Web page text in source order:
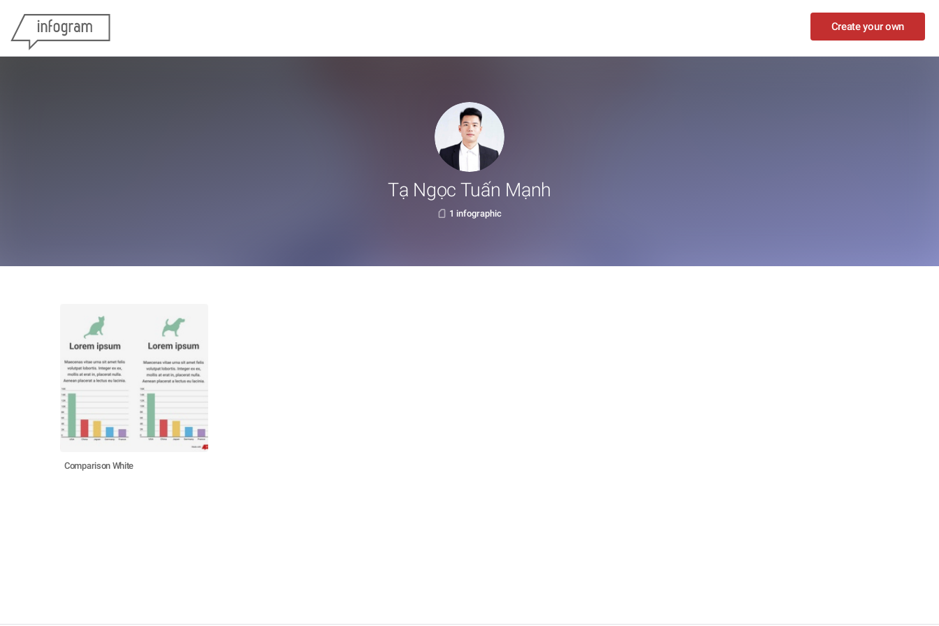
Create your own
Tạ Ngọc Tuấn Mạnh
1 infographic
Comparison White